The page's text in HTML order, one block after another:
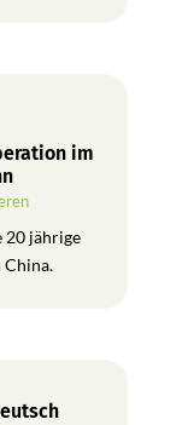
im
20 jährige
China.